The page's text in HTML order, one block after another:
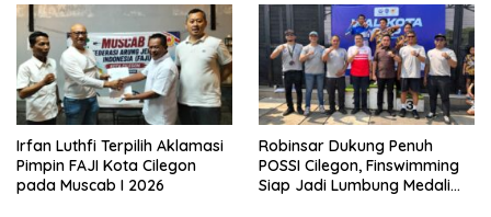
Irfan Luthfi Terpilih Aklamasi
Pimpin FAJI Kota Cilegon
pada Muscab I 2026
Robinsar Dukung Penuh
POSSI Cilegon, Finswimming
Siap Jadi Lumbung Medali